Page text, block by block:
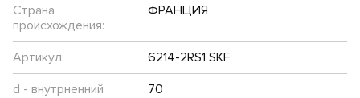
Страна
происхождения:
ФРАНЦИЯ
Артикул:
6214-2RS1 SKF
d - внутрненний
70